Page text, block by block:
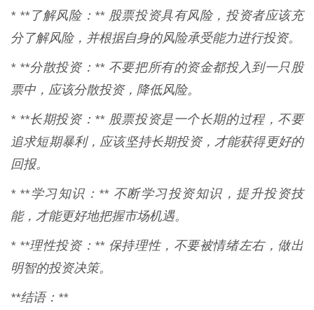
* **了解风险：** 股票投资具有风险，投资者应该充
分了解风险，并根据自身的风险承受能力进行投资。
* **分散投资：** 不要把所有的资金都投入到一只股
票中，应该分散投资，降低风险。
* **长期投资：** 股票投资是一个长期的过程，不要
追求短期暴利，应该坚持长期投资，才能获得更好的
回报。
* **学习知识：** 不断学习投资知识，提升投资技
能，才能更好地把握市场机遇。
* **理性投资：** 保持理性，不要被情绪左右，做出
明智的投资决策。
**结语：**